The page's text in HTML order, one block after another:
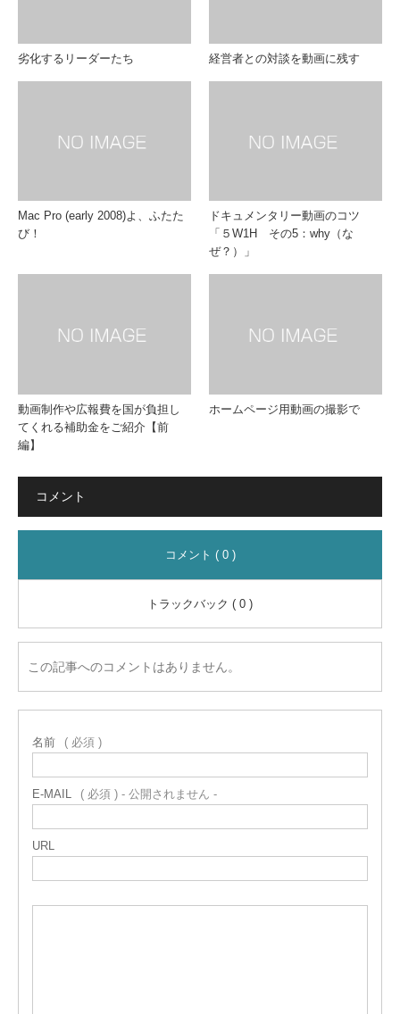
劣化するリーダーたち 経営者との対談を動画に残す
Mac Pro (early 2008)よ、ふたた
び！
ドキュメンタリー動画のコツ
「５W1H その5：why（な
ぜ？）」
動画制作や広報費を国が負担し
てくれる補助金をご紹介【前
編】
ホームページ用動画の撮影で
コメント
コメント ( 0 )
トラックバック ( 0 )
この記事へのコメントはありません。
名前 ( 必須 )
E-MAIL ( 必須 ) - 公開されません -
URL